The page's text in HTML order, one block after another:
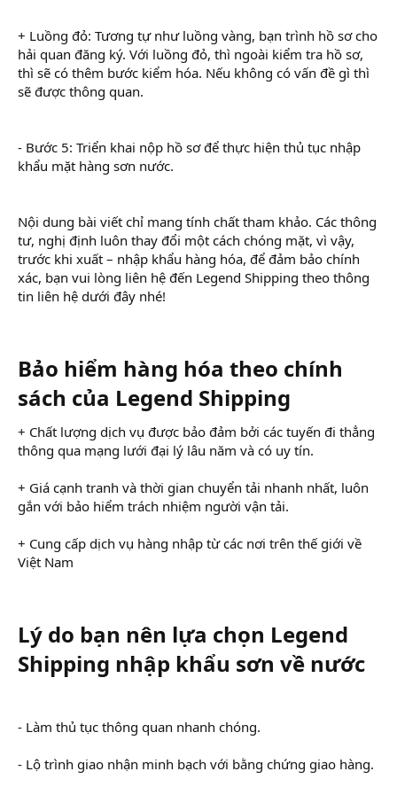
+ Luồng đỏ: Tương tự như luồng vàng, bạn trình hồ sơ cho
hải quan đăng ký. Với luồng đỏ, thì ngoài kiểm tra hồ sơ,
thì sẽ có thêm bước kiểm hóa. Nếu không có vấn đề gì thì
sẽ được thông quan.
- Bước 5: Triển khai nộp hồ sơ để thực hiện thủ tục nhập
khẩu mặt hàng sơn nước.
Nội dung bài viết chỉ mang tính chất tham khảo. Các thông
tư, nghị định luôn thay đổi một cách chóng mặt, vì vậy,
trước khi xuất – nhập khẩu hàng hóa, để đảm bảo chính
xác, bạn vui lòng liên hệ đến Legend Shipping theo thông
tin liên hệ dưới đây nhé!
Bảo hiểm hàng hóa theo chính
sách của Legend Shipping
+ Chất lượng dịch vụ được bảo đảm bởi các tuyến đi thẳng
thông qua mạng lưới đại lý lâu năm và có uy tín.
+ Giá cạnh tranh và thời gian chuyển tải nhanh nhất, luôn
gắn với bảo hiểm trách nhiệm người vận tải.
+ Cung cấp dịch vụ hàng nhập từ các nơi trên thế giới về
Việt Nam
Lý do bạn nên lựa chọn Legend
Shipping nhập khẩu sơn về nước
- Làm thủ tục thông quan nhanh chóng.
- Lộ trình giao nhận minh bạch với bằng chứng giao hàng.